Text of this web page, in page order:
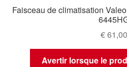
Faisceau de climatisation
€61,00
Avertir lorsque le